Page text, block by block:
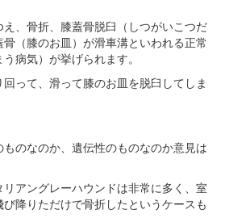
、骨折、膝蓋骨脱臼（しつがいこつだ
（膝のお皿）が滑車溝といわれる正常
病気）が挙げられます。
って、滑って膝のお皿を脱臼してしま
のなのか、遺伝性のものなのか意見は
アングレーハウンドは非常に多く、室
降りただけで骨折したというケースも